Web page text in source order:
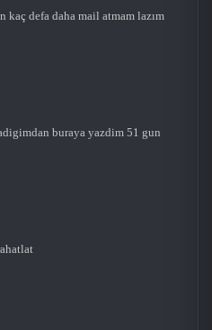
kaç defa daha mail atmam lazım
buraya yazdim 51 gun